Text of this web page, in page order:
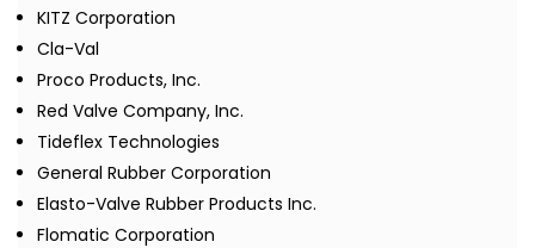
KITZ Corporation
Cla-Val
Proco Products, Inc.
Red Valve Company, Inc.
Tideflex Technologies
General Rubber Corporation
Elasto-Valve Rubber Products Inc.
Flomatic Corporation